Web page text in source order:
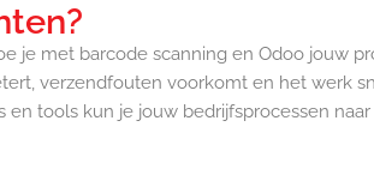
je met barcode scanning en Odoo jouw
verzendfouten voorkomt en het werk
en tools kun je jouw bedrijfsprocessen